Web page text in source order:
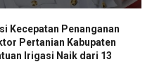
Kecepatan Penanganan
Pertanian Kabupaten
Irigasi Naik dari 13